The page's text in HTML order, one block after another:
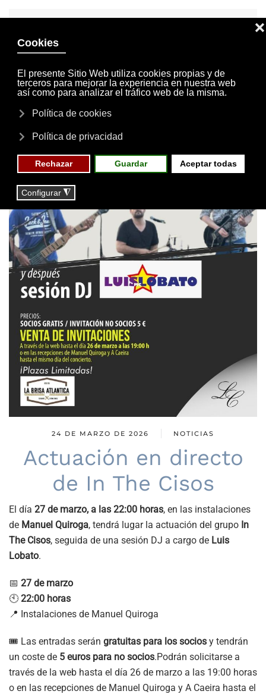
INVITACIONES
MI CUENTA
24 DE MARZO DE 2026 NOTICIAS
Actuación en directo
de In The Cisos
El día 27 de marzo, a las 22:00 horas, en las instalaciones
de Manuel Quiroga, tendrá lugar la actuación del grupo In
The Cisos, seguida de una sesión DJ a cargo de Luis
Lobato.
📅 27 de marzo
🕙 22:00 horas
📍 Instalaciones de Manuel Quiroga
🎟 Las entradas serán gratuitas para los socios y tendrán
un coste de 5 euros para no socios.Podrán solicitarse a
través de la web hasta el día 26 de marzo a las 19:00 horas
o en las recepciones de Manuel Quiroga y A Caeira hasta el